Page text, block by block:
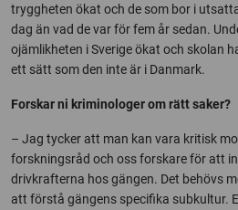
tryggheten ökat och de som bor i
dag än vad de var för fem år sedan.
ojämlikheten i Sverige ökat och skolan
ett sätt som den inte är i Danmark.
Forskar ni kriminologer om rätt saker?
– Jag tycker att man kan vara kritisk
forskningsråd och oss forskare för att
drivkrafterna hos gängen. Det behövs
att förstå gängens specifika subkultur.